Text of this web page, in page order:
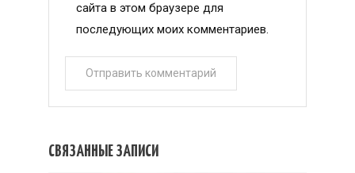
сайта в этом браузере для
последующих моих комментариев.
СВЯЗАННЫЕ ЗАПИСИ